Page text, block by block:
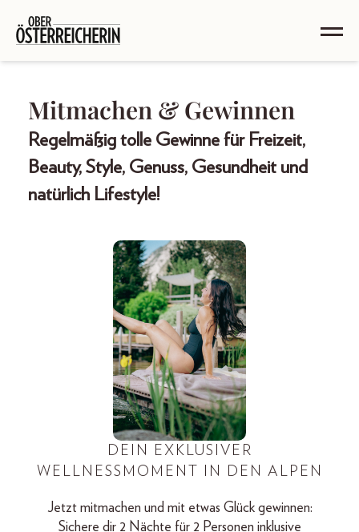
Mitmachen & Gewinnen
Regelmäßig tolle Gewinne für Freizeit,
Beauty, Style, Genuss, Gesundheit und
natürlich Lifestyle!
DEIN EXKLUSIVER
WELLNESSMOMENT IN DEN ALPEN
Jetzt mitmachen und mit etwas Glück gewinnen:
Sichere dir 2 Nächte für 2 Personen inklusive